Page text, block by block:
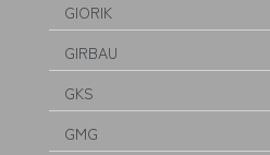
GIORIK
GIRBAU
GKS
GMG